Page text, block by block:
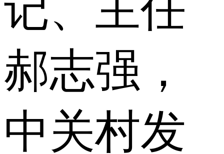
郝志强，
中关村发